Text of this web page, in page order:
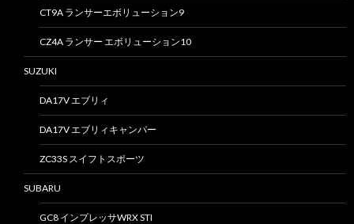
CT9A ランサーエボリューション9
CZ4A ランサー エボリューション10
SUZUKI
DA17V エブリィ
DA17V エブリィキャンパー
ZC33S スイフトスポーツ
SUBARU
GC8 インプレッサWRX STI